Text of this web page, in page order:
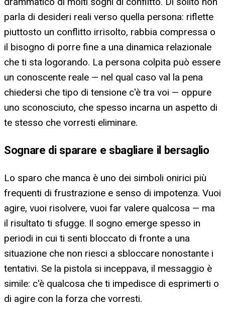
parla di desideri reali verso quella persona: riflette
piuttosto un conflitto irrisolto, rabbia compressa o
il bisogno di porre fine a una dinamica relazionale
che ti sta logorando. La persona colpita può essere
un conoscente reale — nel qual caso val la pena
chiedersi che tipo di tensione c'è tra voi — oppure
uno sconosciuto, che spesso incarna un aspetto di
te stesso che vorresti eliminare.
Sognare di sparare e sbagliare il bersaglio
Lo sparo che manca è uno dei simboli onirici più
frequenti di frustrazione e senso di impotenza. Vuoi
agire, vuoi risolvere, vuoi far valere qualcosa — ma
il risultato ti sfugge. Il sogno emerge spesso in
periodi in cui ti senti bloccato di fronte a una
situazione che non riesci a sbloccare nonostante i
tentativi. Se la pistola si inceppava, il messaggio è
simile: c'è qualcosa che ti impedisce di esprimerti o
di agire con la forza che vorresti.